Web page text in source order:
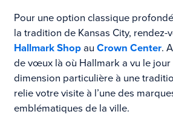
Pour une option classique
la tradition de Kansas City, rendez-
Hallmark Shopau Crown Center.
de vœux là où Hallmark a vu le jour
dimension particulière à une
relie votre visite à l’une des
emblématiques de la ville.